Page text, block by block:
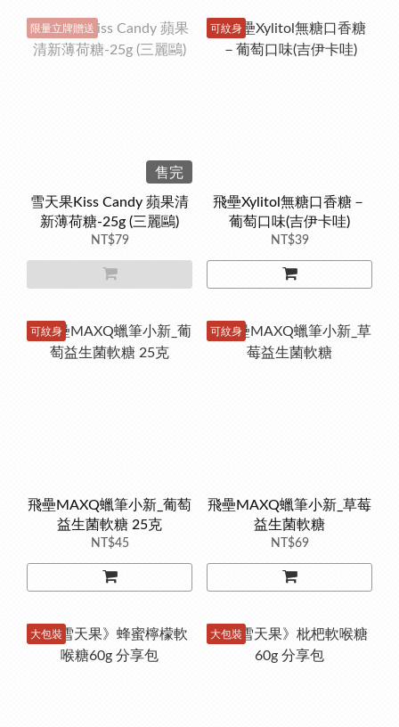
限量立牌贈送
售完
雪天果Kiss Candy 蘋果清
新薄荷糖-25g (三麗鷗)
NT$79
可紋身
飛壘Xylitol無糖口香糖－
葡萄口味(吉伊卡哇)
NT$39
可紋身
飛壘MAXQ蠟筆小新_葡萄
益生菌軟糖 25克
NT$45
可紋身
飛壘MAXQ蠟筆小新_草莓
益生菌軟糖
NT$69
大包裝 大包裝